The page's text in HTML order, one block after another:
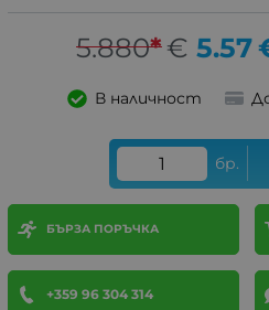
5.880*€ 5.57
В наличност
бр.
БЪРЗА ПОРЪЧКА
+359 96 304 314